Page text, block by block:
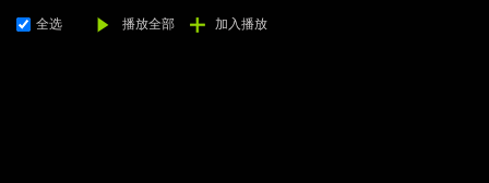
全选 播放全部 加入播放